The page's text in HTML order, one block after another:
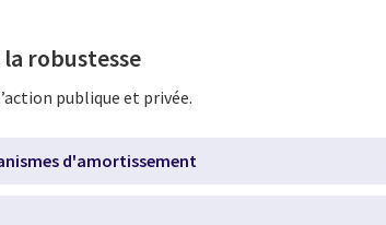
robustesse
publique et privée.
d'amortissement